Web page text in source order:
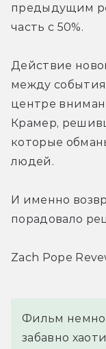
предыдущим
часть с 50%.
Действие
между
центре
Крамер,
которые
людей.
И именно
порадовало
Zach Pope
Фильм
забавно